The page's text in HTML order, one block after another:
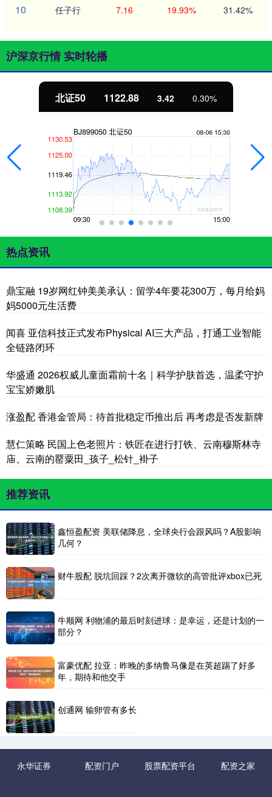
10 任子行 7.16 19.93% 31.42%
沪深京行情 实时轮播
北证50 1122.88 3.42 0.30%
热点资讯
鼎宝融 19岁网红钟美美承认：留学4年要花300万，每月给妈
妈5000元生活费
闻喜 亚信科技正式发布Physical AI三大产品，打通工业智能
全链路闭环
华盛通 2026权威儿童面霜前十名｜科学护肤首选，温柔守护
宝宝娇嫩肌
涨盈配 香港金管局：待首批稳定币推出后 再考虑是否发新牌
慧仁策略 民国上色老照片：铁匠在进行打铁、云南穆斯林寺
庙、云南的罂粟田_孩子_松针_褂子
推荐资讯
鑫恒盈配资 美联储降息，全球央行会跟风吗？A股影响
几何？
财牛股配 脱坑回踩？2次离开微软的高管批评xbox已死
牛顺网 利物浦的最后时刻进球：是幸运，还是计划的一
部分？
富豪优配 拉亚：昨晚的多纳鲁马像是在英超踢了好多
年，期待和他交手
创通网 输卵管有多长
永华证券 配资门户 股票配资平台 配资之家